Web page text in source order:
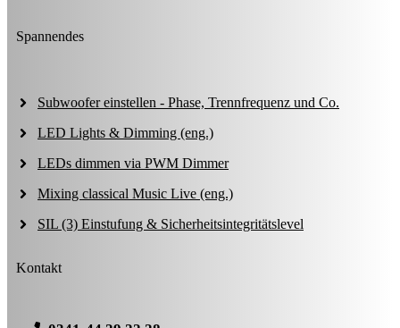
Spannendes
Subwoofer einstellen - Phase, Trennfrequenz und Co.
LED Lights & Dimming (eng.)
LEDs dimmen via PWM Dimmer
Mixing classical Music Live (eng.)
SIL (3) Einstufung & Sicherheitsintegritätslevel
Kontakt